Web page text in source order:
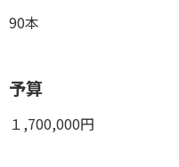
90本
予算
１,700,000円